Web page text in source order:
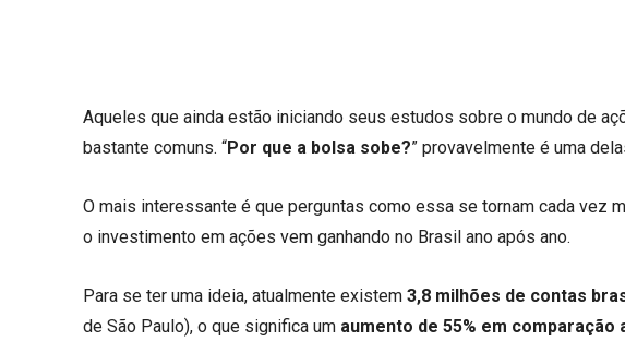
Aqueles que ainda estão iniciando seus estudos sobre o mundo de
bastante comuns. “Por que a bolsa sobe?” provavelmente é uma
O mais interessante é que perguntas como essa se tornam cada vez
o investimento em ações vem ganhando no Brasil ano após ano.
Para se ter uma ideia, atualmente existem 3,8 milhões de contas
de São Paulo), o que significa um aumento de 55% em comparação